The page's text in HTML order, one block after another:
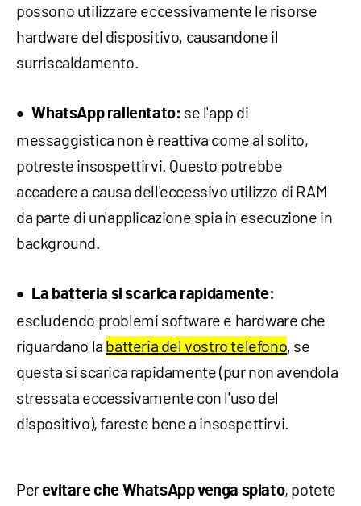
possono utilizzare eccessivamente le risorse
hardware del dispositivo, causandone il
surriscaldamento.
WhatsApp rallentato: se l'app di
messaggistica non è reattiva come al solito,
potreste insospettirvi. Questo potrebbe
accadere a causa dell'eccessivo utilizzo di RAM
da parte di un'applicazione spia in esecuzione in
background.
La batteria si scarica rapidamente:
escludendo problemi software e hardware che
riguardano la batteria del vostro telefono, se
questa si scarica rapidamente (pur non avendola
stressata eccessivamente con l'uso del
dispositivo), fareste bene a insospettirvi.
Perevitare che WhatsApp venga spiato, potete